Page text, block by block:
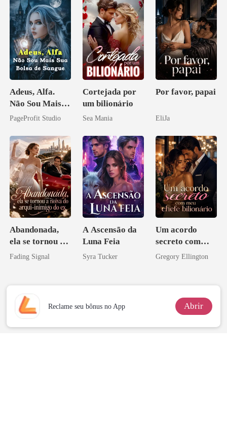
Adeus, Alfa.
Não Sou Mais
Sua Bolsa de
PageProfit Studio
Cortejada por
um bilionário
Sea Mania
Por favor, papai
EliJa
Abandonada,
ela se tornou a
noiva do arqui-
Fading Signal
A Ascensão da
Luna Feia
Syra Tucker
Um acordo
secreto com
meu chefe
Gregory Ellington
Reclame seu bônus no App Abrir